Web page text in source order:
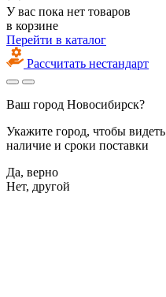
У вас пока нет товаров
в корзине
Перейти в каталог
Рассчитать нестандарт
Ваш город Новосибирск?
Укажите город, чтобы видеть
наличие и сроки поставки
Да, верно
Нет, другой